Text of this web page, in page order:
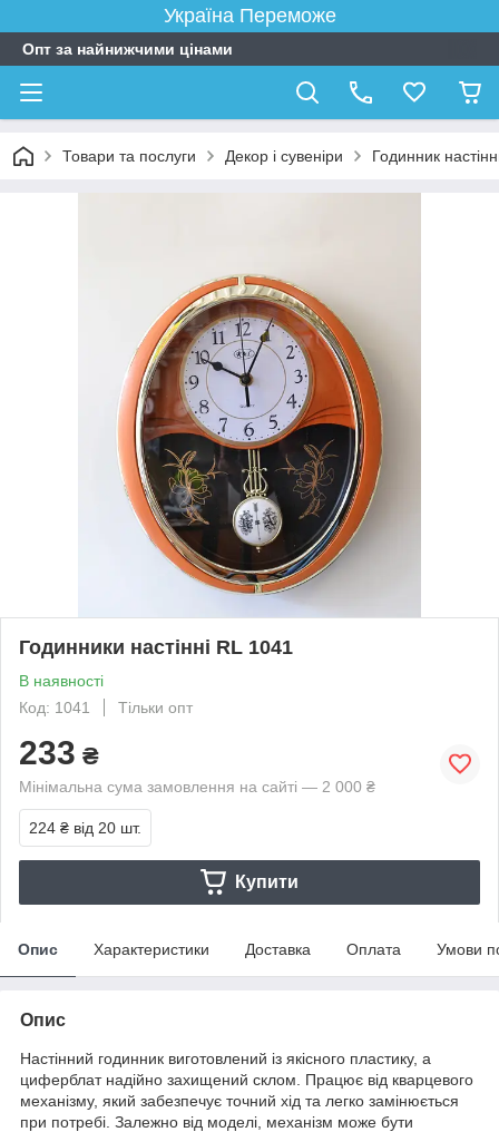
Україна Переможе
Опт за найнижчими цінами
Товари та послуги Декор і сувеніри Годинник
Годинники настінні RL 1041
В наявності
Код: 1041
Тільки опт
233 ₴
Мінімальна сума замовлення на сайті — 2 000 ₴
224 ₴ від 20 шт.
Купити
Опис Характеристики Доставка Оплата Умови
Опис
Настінний годинник виготовлений із якісного пластику, а
циферблат надійно захищений склом. Працює від кварцевого
механізму, який забезпечує точний хід та легко замінюється
при потребі. Залежно від моделі, механізм може бути